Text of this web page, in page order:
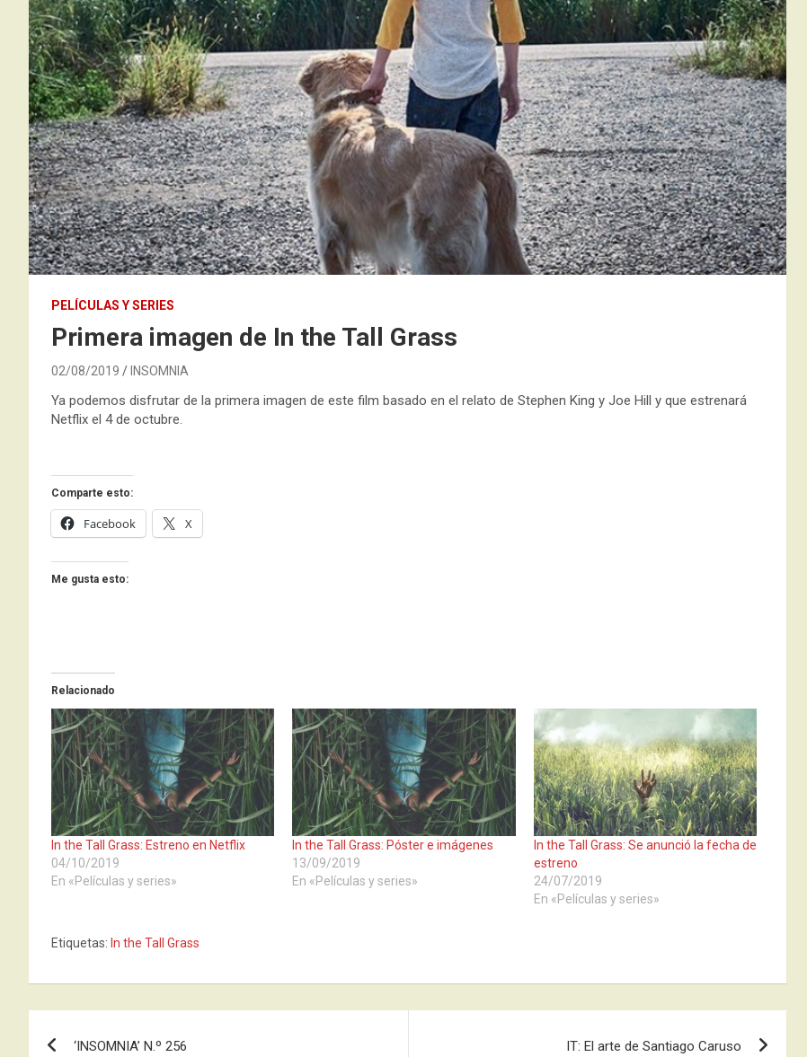
PELÍCULAS Y SERIES
Primera imagen de In the Tall Grass
02/08/2019 INSOMNIA
Ya podemos disfrutar de la primera imagen de este film basado en el relato de Stephen King y Joe Hill y que estrenará
Netflix el 4 de octubre.
Comparte esto:
Facebook X
Me gusta esto:
Relacionado
In the Tall Grass: Estreno en Netflix
04/10/2019
En «Películas y series»
In the Tall Grass: Póster e imágenes
13/09/2019
En «Películas y series»
In the Tall Grass: Se anunció la fecha de
estreno
24/07/2019
En «Películas y series»
Etiquetas: In the Tall Grass
‘INSOMNIA’ N.º 256 IT: El arte de Santiago Caruso